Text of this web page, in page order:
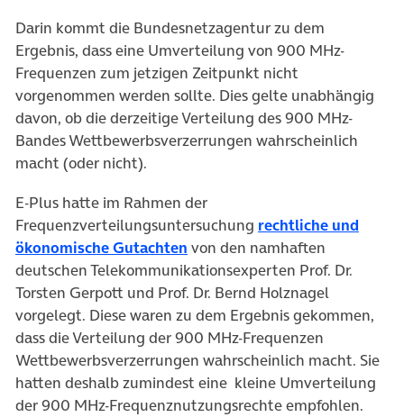
Darin kommt die Bundesnetzagentur zu dem
Ergebnis, dass eine Umverteilung von 900 MHz-
Frequenzen zum jetzigen Zeitpunkt nicht
vorgenommen werden sollte. Dies gelte unabhängig
davon, ob die derzeitige Verteilung des 900 MHz-
Bandes Wettbewerbsverzerrungen wahrscheinlich
macht (oder nicht).
E-Plus hatte im Rahmen der
Frequenzverteilungsuntersuchung rechtliche und
ökonomische Gutachten von den namhaften
deutschen Telekommunikationsexperten Prof. Dr.
Torsten Gerpott und Prof. Dr. Bernd Holznagel
vorgelegt. Diese waren zu dem Ergebnis gekommen,
dass die Verteilung der 900 MHz-Frequenzen
Wettbewerbsverzerrungen wahrscheinlich macht. Sie
hatten deshalb zumindest eine kleine Umverteilung
der 900 MHz-Frequenznutzungsrechte empfohlen.